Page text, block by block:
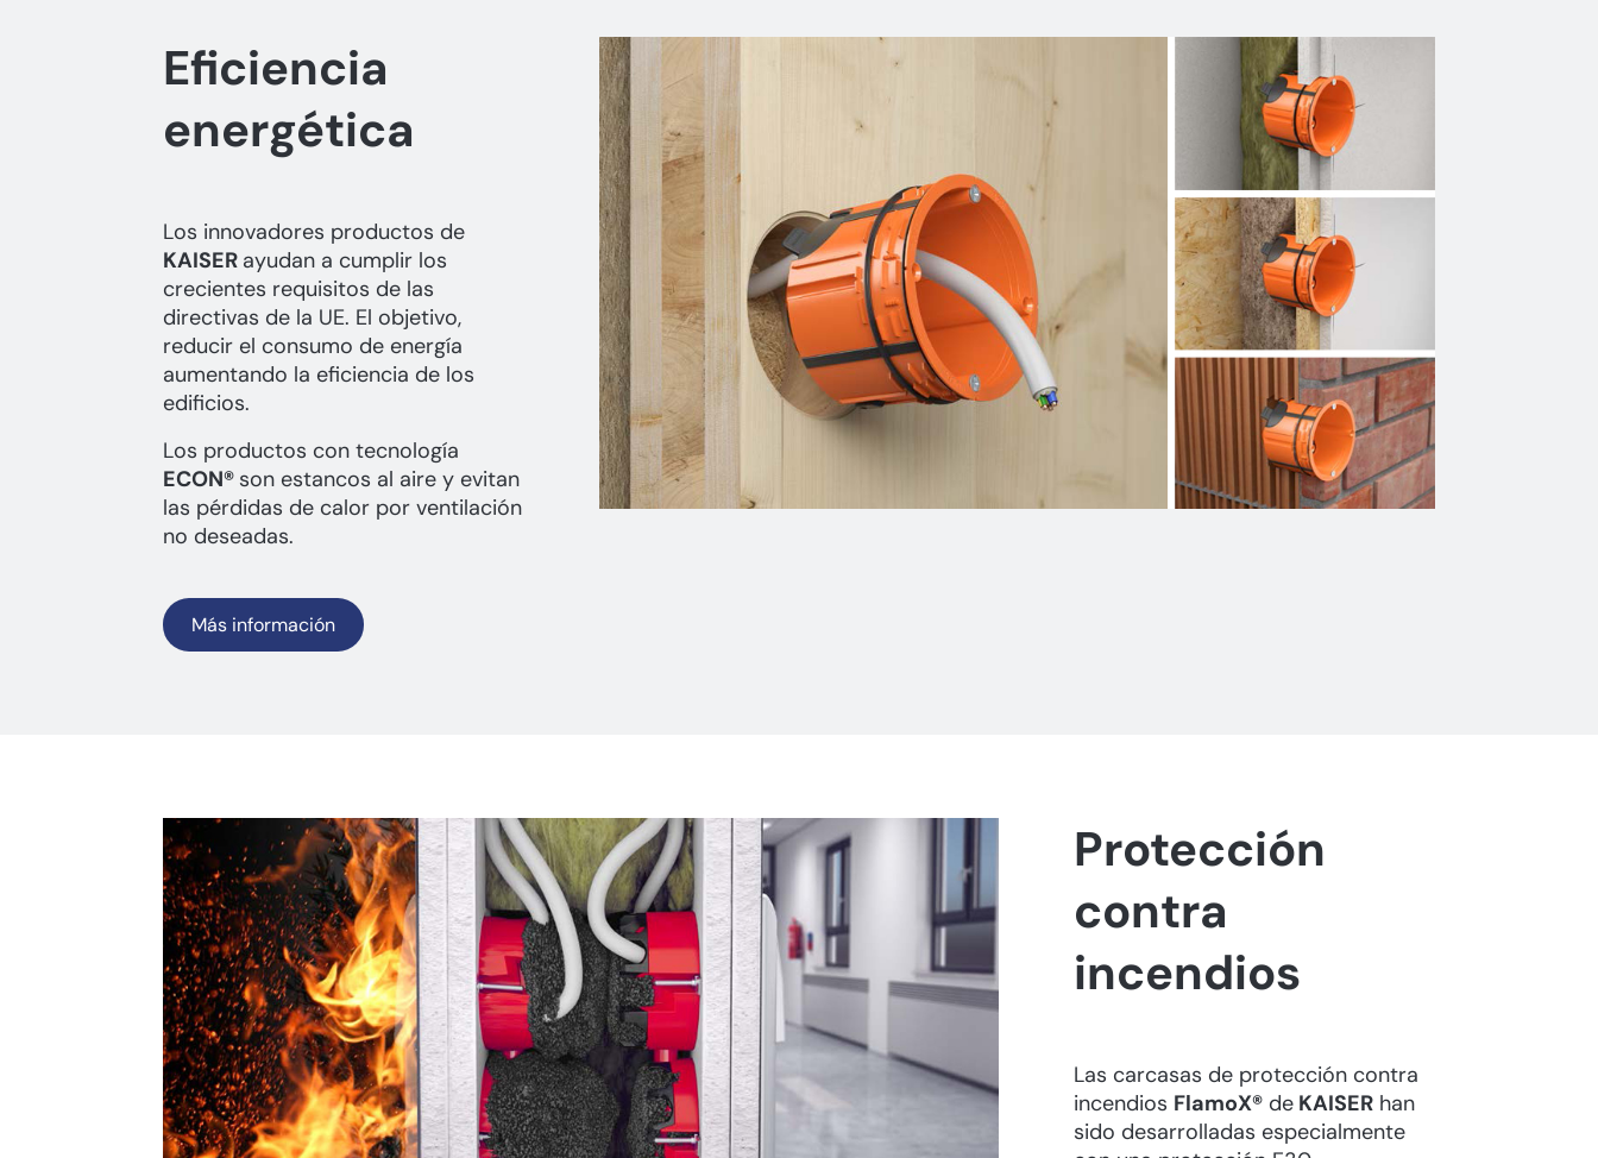
Eficiencia
energética
Los innovadores productos de
KAISER ayudan a cumplir los
crecientes requisitos de las
directivas de la UE. El objetivo,
reducir el consumo de energía
aumentando la eficiencia de los
edificios.
Los productos con tecnología
ECON® son estancos al aire y evitan
las pérdidas de calor por ventilación
no deseadas.
Más información
Protección
contra
incendios
Las carcasas de protección contra
incendios FlamoX® de KAISER han
sido desarrolladas especialmente